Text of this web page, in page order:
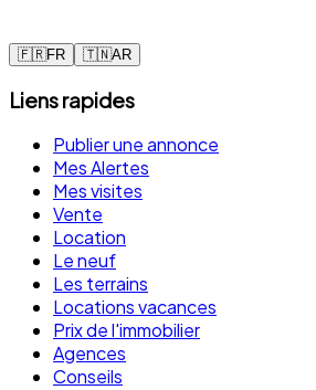
🇫🇷FR 🇹🇳AR
Liens rapides
Publier une annonce
Mes Alertes
Mes visites
Vente
Location
Le neuf
Les terrains
Locations vacances
Prix de l'immobilier
Agences
Conseils